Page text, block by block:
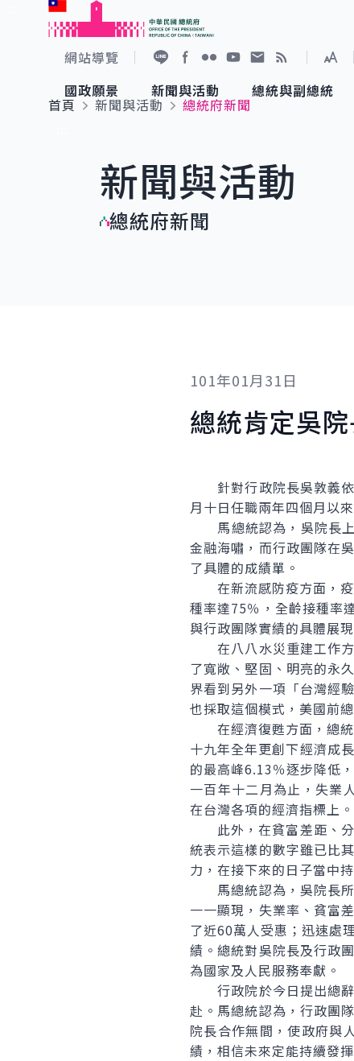
跳到主要內容
網站導覽
展
國政願景
國家氣候變遷對策委員會
重要談話
新聞與活動
總統府新聞
影音頻道
總統與副總統
賴清德總統
參觀資訊
首頁
新聞與活動
總統府新聞
新聞與活動
總統府新聞
101年01月31日
總統肯定吳
針對行政院長吳敦義依
月十日任職兩年四個月以
馬總統認為，吳院長上
金融海嘯，而行政團隊在
了具體的成績單。
在新流感防疫方面，疫
種率達75％，全齡接種率
與行政團隊實績的具體展現
在八八水災重建工作方
了寬敞、堅固、明亮的永
界看到另外一項「台灣經
也採取這個模式，美國前
在經濟復甦方面，總統
十九年全年更創下經濟成
的最高峰6.13％逐步降低
一百年十二月為止，失業
在台灣各項的經濟指標上。
此外，在貧富差距、分
統表示這樣的數字雖已比
力，在接下來的日子當中
馬總統認為，吳院長所
一一顯現，失業率、貧富
了近60萬人受惠；迅速處
績。總統對吳院長及行政
為國家及人民服務奉獻。
行政院於今日提出總辭
赴。馬總統認為，行政團
院長合作無間，使政府與
績，相信未來定能持續發